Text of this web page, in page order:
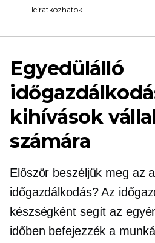
leiratkozhatok.
Egyedülálló
kihívások
számára
Először beszéljük meg az
időgazdálkodás? Az
készségként segít az
időben befejezzék a